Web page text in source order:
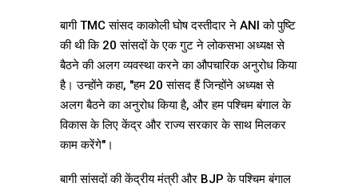
बागी TMC सांसद काकोली घोष दस्तीदार ने ANI को पुष्टि
की थी कि 20 सांसदों के एक गुट ने लोकसभा अध्यक्ष से
बैठने की अलग व्यवस्था करने का औपचारिक अनुरोध किया
है। उन्होंने कहा, "हम 20 सांसद हैं जिन्होंने अध्यक्ष से
अलग बैठने का अनुरोध किया है, और हम पश्चिम बंगाल के
विकास के लिए केंद्र और राज्य सरकार के साथ मिलकर
काम करेंगे"।
बागी सांसदों की केंद्रीय मंत्री और BJP के पश्चिम बंगाल